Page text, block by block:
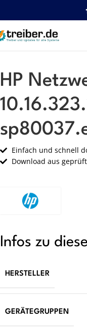
Startseite HP Netzwerk
HP
Einfach und schnell
Download aus
Infos zu
HERSTELLER
GERÄTEGRUPPEN